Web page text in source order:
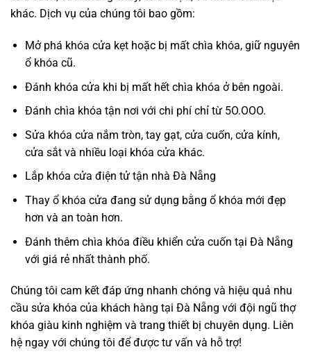
khác. Dịch vụ của chúng tôi bao gồm:
Mở phá khóa cửa kẹt hoặc bị mất chìa khóa, giữ nguyên
ổ khóa cũ.
Đánh khóa cửa khi bị mất hết chìa khóa ở bên ngoài.
Đánh chìa khóa tận nơi với chi phí chỉ từ 5O.OOO.
Sửa khóa cửa nắm tròn, tay gạt, cửa cuốn, cửa kính,
cửa sắt và nhiều loại khóa cửa khác.
Lắp khóa cửa điện tử tận nhà Đà Nẵng
Thay ổ khóa cửa đang sử dụng bằng ổ khóa mới đẹp
hơn và an toàn hơn.
Đánh thêm chìa khóa điều khiển cửa cuốn tại Đà Nẵng
với giá rẻ nhất thành phố.
Chúng tôi cam kết đáp ứng nhanh chóng và hiệu quả nhu
cầu sửa khóa của khách hàng tại Đà Nẵng với đội ngũ thợ
khóa giàu kinh nghiệm và trang thiết bị chuyên dụng. Liên
hệ ngay với chúng tôi để được tư vấn và hỗ trợ!